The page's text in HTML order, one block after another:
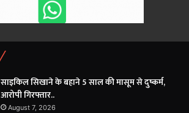
साइकिल सिखाने के बहाने 5 साल की मासूम से दुष्कर्म,
आरोपी गिरफ्तार..
August 7, 2026